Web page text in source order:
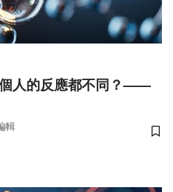
人的反應都不同？——
輯
儲